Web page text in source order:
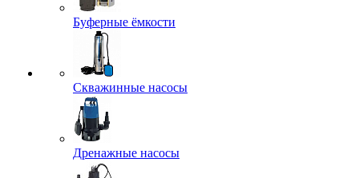
Буферные ёмкости
Скважинные насосы
Дренажные насосы